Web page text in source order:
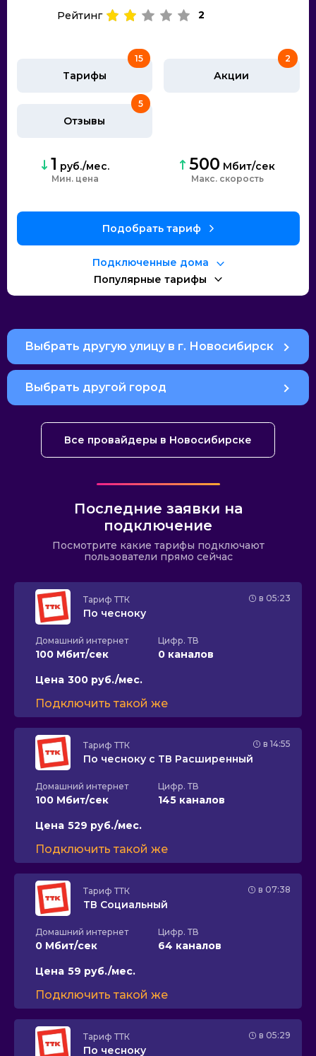
Рейтинг
2
Тарифы
15
Акции
2
Отзывы
5
1 руб./мес.
Мин. цена
500 Мбит/сек
Макс. скорость
Подобрать тариф
Подключенные дома
Популярные тарифы
Выбрать другую улицу в г. Новосибирск
Выбрать другой город
Все провайдеры в Новосибирске
Последние заявки на
подключение
Посмотрите какие тарифы подключают
пользователи прямо сейчас
в 05:23
Тариф ТТК
По чесноку
Домашний интернет
100 Мбит/сек
Цифр. ТВ
0 каналов
Цена 300 руб./мес.
Подключить такой же
в 14:55
Тариф ТТК
По чесноку с ТВ Расширенный
Домашний интернет
100 Мбит/сек
Цифр. ТВ
145 каналов
Цена 529 руб./мес.
Подключить такой же
в 07:38
Тариф ТТК
ТВ Социальный
Домашний интернет
0 Мбит/сек
Цифр. ТВ
64 каналов
Цена 59 руб./мес.
Подключить такой же
в 05:29
Тариф ТТК
По чесноку